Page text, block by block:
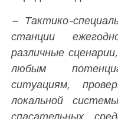
– Тактико-
станции
различные
любым
ситуациям,
локальной